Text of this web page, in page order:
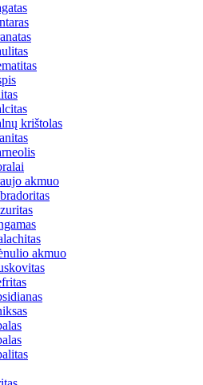
krištolas
akmuo
akmuo